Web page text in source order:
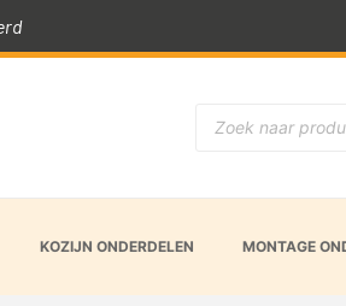
KOZIJN ONDERDELEN MONTAGE